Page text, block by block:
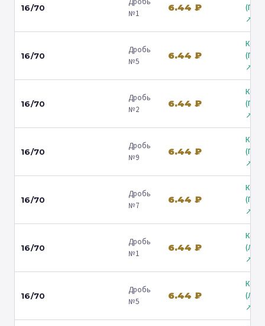
16/70
№1
6.44 ₽
↗
16/70
Дробь
№5
6.44 ₽
↗
16/70
Дробь
№2
6.44 ₽
↗
16/70
Дробь
№9
6.44 ₽
↗
16/70
Дробь
№7
6.44 ₽
↗
16/70
Дробь
№1
6.44 ₽
↗
16/70
Дробь
№5
6.44 ₽
↗